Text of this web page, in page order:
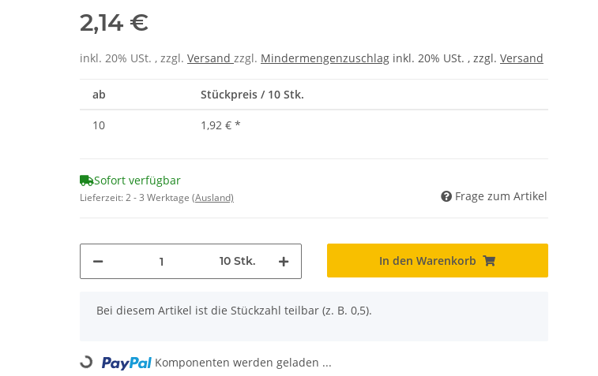
2,14 €
inkl. 20% USt. , zzgl. Versand zzgl. Mindermengenzuschlag inkl. 20% USt. , zzgl. Versand
ab Stückpreis / 10 Stk.
10 1,92 € *
Sofort verfügbar
Lieferzeit:2 - 3 Werktage (Ausland) Frage zum Artikel
10 Stk. In den Warenkorb
x
Bei diesem Artikel ist die Stückzahl teilbar (z. B. 0,5).
Komponenten werden geladen ...